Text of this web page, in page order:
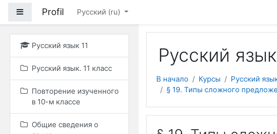
Боковая панель
Profil Русский ‎(ru)‎
Русский язык 11
Русский язык. 11 класс
Повторение изученного
в 10-м классе
Общие сведения о
Русский
В начало Курсы Русский
§ 19. Типы сложного